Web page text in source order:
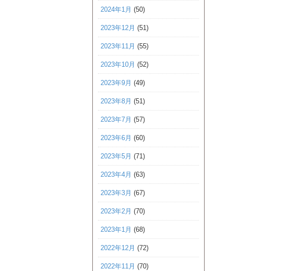
2024年1月 (50)
2023年12月 (51)
2023年11月 (55)
2023年10月 (52)
2023年9月 (49)
2023年8月 (51)
2023年7月 (57)
2023年6月 (60)
2023年5月 (71)
2023年4月 (63)
2023年3月 (67)
2023年2月 (70)
2023年1月 (68)
2022年12月 (72)
2022年11月 (70)